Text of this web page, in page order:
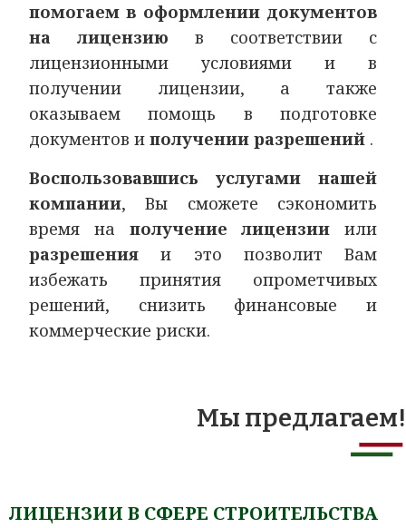
помогаем в оформлении документов
на лицензию в соответствии с
лицензионными условиями и в
получении лицензии, а также
оказываем помощь в подготовке
документов иполучении разрешений .
Воспользовавшись услугами нашей
компании, Вы сможете сэкономить
время на получение лицензии или
разрешенияи это
позволит Вам
избежать принятия опрометчивых
решений, снизить финансовые и
коммерческие риски.
Мы предлагаем!
ЛИЦЕНЗИИ В СФЕРЕ СТРОИТЕЛЬСТВА